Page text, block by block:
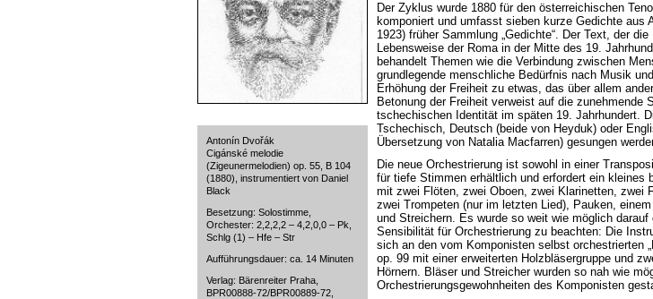
Antonín Dvořák
Cigánské melodie
(Zigeunermelodien) op. 55, B 104
(1880), instrumentiert von Daniel
Black
Besetzung: Solostimme,
Orchester: 2,2,2,2 – 4,2,0,0 – Pk,
Schlg (1) – Hfe – Str
Aufführungsdauer: ca. 14 Minuten
Verlag: Bärenreiter Praha,
BPR00888-72/BPR00889-72,
Der Zyklus wurde 1880 für den österreichischen
komponiert und umfasst sieben kurze Gedichte aus
1923) früher Sammlung „Gedichte“. Der Text, der
Lebensweise der Roma in der Mitte des 19.
behandelt Themen wie die Verbindung zwischen
grundlegende menschliche Bedürfnis nach Musik
Erhöhung der Freiheit zu etwas, das über allem
Betonung der Freiheit verweist auf die zunehmende
tschechischen Identität im späten 19. Jahrhundert.
Tschechisch, Deutsch (beide von Heyduk) oder
Übersetzung von Natalia Macfarren) gesungen
Die neue Orchestrierung ist sowohl in einer
für tiefe Stimmen erhältlich und erfordert ein kleines
mit zwei Flöten, zwei Oboen, zwei Klarinetten, zwei
zwei Trompeten (nur im letzten Lied), Pauken,
und Streichern. Es wurde so weit wie möglich darauf
Sensibilität für Orchestrierung zu beachten: Die
sich an den vom Komponisten selbst orchestrierten
op. 99 mit einer erweiterten Holzbläsergruppe und
Hörnern. Bläser und Streicher wurden so nah wie
Orchestrierungsgewohnheiten des Komponisten